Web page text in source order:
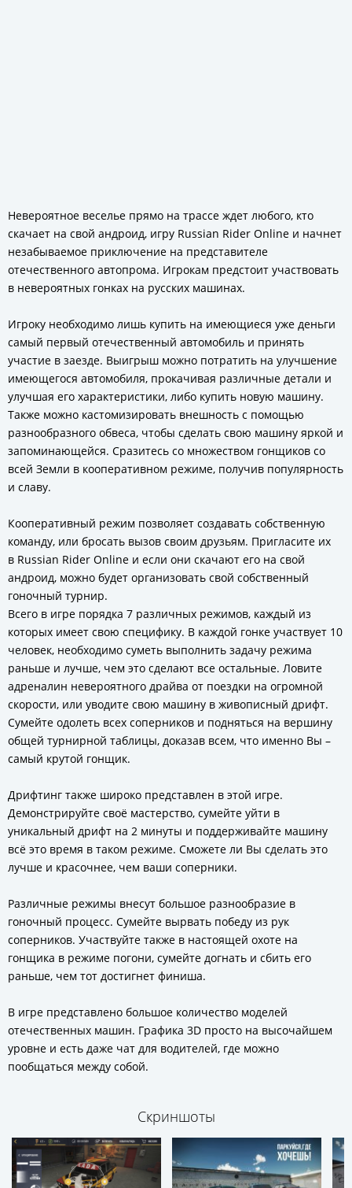
Невероятное веселье прямо на трассе ждет любого, кто
скачает на свой андроид, игру Russian Rider Online и начнет
незабываемое приключение на представителе
отечественного автопрома. Игрокам предстоит участвовать
в невероятных гонках на русских машинах.
Игроку необходимо лишь купить на имеющиеся уже деньги
самый первый отечественный автомобиль и принять
участие в заезде. Выигрыш можно потратить на улучшение
имеющегося автомобиля, прокачивая различные детали и
улучшая его характеристики, либо купить новую машину.
Также можно кастомизировать внешность с помощью
разнообразного обвеса, чтобы сделать свою машину яркой и
запоминающейся. Сразитесь со множеством гонщиков со
всей Земли в кооперативном режиме, получив популярность
и славу.
Кооперативный режим позволяет создавать собственную
команду, или бросать вызов своим друзьям. Пригласите их
в Russian Rider Online и если они скачают его на свой
андроид, можно будет организовать свой собственный
гоночный турнир.
Всего в игре порядка 7 различных режимов, каждый из
которых имеет свою специфику. В каждой гонке участвует 10
человек, необходимо суметь выполнить задачу режима
раньше и лучше, чем это сделают все остальные. Ловите
адреналин невероятного драйва от поездки на огромной
скорости, или уводите свою машину в живописный дрифт.
Сумейте одолеть всех соперников и подняться на вершину
общей турнирной таблицы, доказав всем, что именно Вы –
самый крутой гонщик.
Дрифтинг также широко представлен в этой игре.
Демонстрируйте своё мастерство, сумейте уйти в
уникальный дрифт на 2 минуты и поддерживайте машину
всё это время в таком режиме. Сможете ли Вы сделать это
лучше и красочнее, чем ваши соперники.
Различные режимы внесут большое разнообразие в
гоночный процесс. Сумейте вырвать победу из рук
соперников. Участвуйте также в настоящей охоте на
гонщика в режиме погони, сумейте догнать и сбить его
раньше, чем тот достигнет финиша.
В игре представлено большое количество моделей
отечественных машин. Графика 3D просто на высочайшем
уровне и есть даже чат для водителей, где можно
пообщаться между собой.
Скриншоты